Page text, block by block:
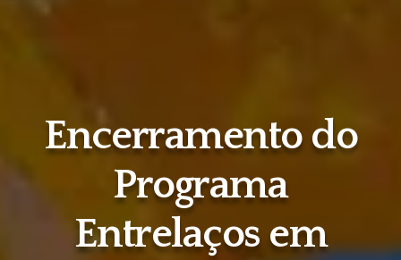
Encerramento do
Programa
Entrelaços em